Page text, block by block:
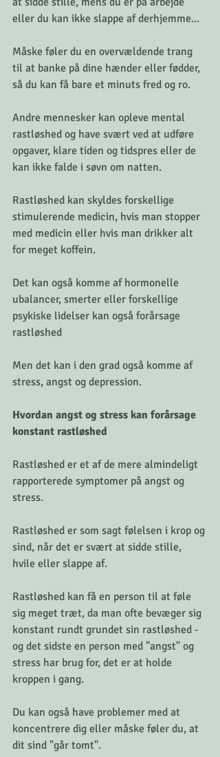
eller du kan ikke slappe af derhjemme...
Måske føler du en overvældende trang
til at banke på dine hænder eller fødder,
så du kan få bare et minuts fred og ro.
Andre mennesker kan opleve mental
rastløshed og have svært ved at udføre
opgaver, klare tiden og tidspres eller de
kan ikke falde i søvn om natten.
Rastløshed kan skyldes forskellige
stimulerende medicin, hvis man stopper
med medicin eller hvis man drikker alt
for meget koffein.
Det kan også komme af hormonelle
ubalancer, smerter eller forskellige
psykiske lidelser kan også forårsage
rastløshed
Men det kan i den grad også komme af
stress, angst og depression.
Hvordan angst og stress kan forårsage
konstant rastløshed
Rastløshed er et af de mere almindeligt
rapporterede symptomer på angst og
stress.
Rastløshed er som sagt følelsen i krop og
sind, når det er svært at sidde stille,
hvile eller slappe af.
Rastløshed kan få en person til at føle
sig meget træt, da man ofte bevæger sig
konstant rundt grundet sin rastløshed -
og det sidste en person med "angst" og
stress har brug for, det er at holde
kroppen i gang.
Du kan også have problemer med at
koncentrere dig eller måske føler du, at
dit sind "går tomt".